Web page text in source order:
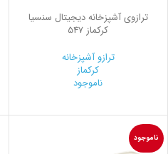
ترازوی آشپزخانه دیجیتال سنسیا
کرکماز 547
ترازو آشپزخانه
کرکماز
ناموجود
ناموجود